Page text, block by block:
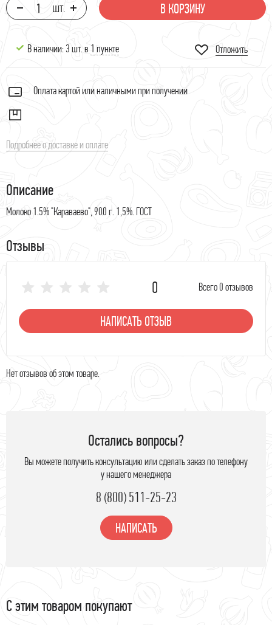
В КОРЗИНУ
Отложить
В наличии: 3 шт. в 1 пункте
Оплата картой или наличными при получении
Подробнее о доставке и оплате
Описание
Молоко 1.5% "Караваево", 900 г. 1,5%. ГОСТ
Отзывы
0 Всего 0 отзывов
НАПИСАТЬ ОТЗЫВ
Нет отзывов об этом товаре.
Остались вопросы?
Вы можете получить консультацию или сделать заказ по телефону
у нашего менеджера
8 (800) 511-25-23
НАПИСАТЬ
С этим товаром покупают